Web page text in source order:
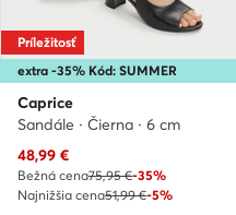
extra -35% Kód: SUMMER
Príležitosť
Caprice
Sandále · Čierna · 6 cm
Aktuálna cena
48,99 €
Bežná cena75,95 €-35%
Najnižšia cena51,99 €-5%